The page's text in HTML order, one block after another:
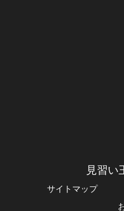
見習い
サイトマップ